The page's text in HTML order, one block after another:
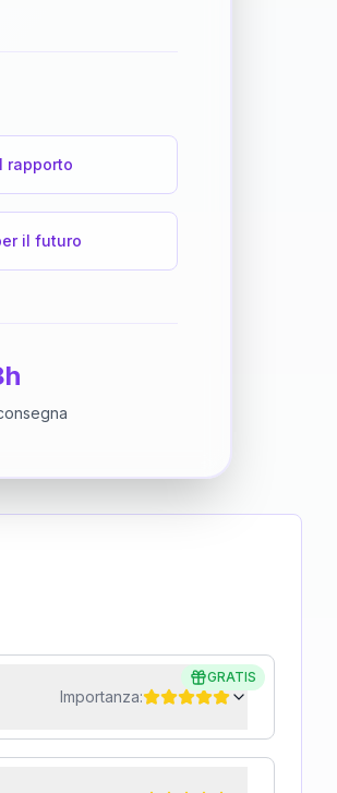
rapporto
il futuro
GRATIS
Importanza: